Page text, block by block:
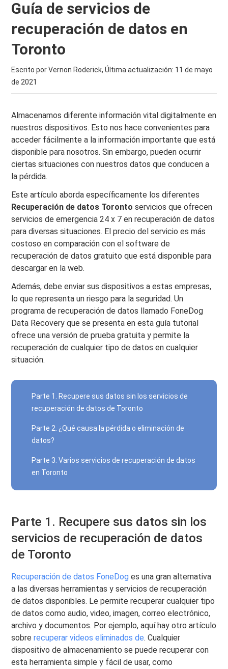
Guía de servicios de
recuperación de datos en
Toronto
Escrito por Vernon Roderick, Última actualización: 11 de mayo
de 2021
Almacenamos diferente información vital digitalmente en
nuestros dispositivos. Esto nos hace convenientes para
acceder fácilmente a la información importante que está
disponible para nosotros. Sin embargo, pueden ocurrir
ciertas situaciones con nuestros datos que conducen a
la pérdida.
Este artículo aborda específicamente los diferentes
Recuperación de datos Toronto servicios que ofrecen
servicios de emergencia 24 x 7 en recuperación de datos
para diversas situaciones. El precio del servicio es más
costoso en comparación con el software de
recuperación de datos gratuito que está disponible para
descargar en la web.
Además, debe enviar sus dispositivos a estas empresas,
lo que representa un riesgo para la seguridad. Un
programa de recuperación de datos llamado FoneDog
Data Recovery que se presenta en esta guía tutorial
ofrece una versión de prueba gratuita y permite la
recuperación de cualquier tipo de datos en cualquier
situación.
Parte 1. Recupere sus datos sin los servicios de
recuperación de datos de Toronto
Parte 2. ¿Qué causa la pérdida o eliminación de
datos?
Parte 3. Varios servicios de recuperación de datos
en Toronto
Parte 1. Recupere sus datos sin los
servicios de recuperación de datos
de Toronto
Recuperación de datos FoneDog es una gran alternativa
a las diversas herramientas y servicios de recuperación
de datos disponibles. Le permite recuperar cualquier tipo
de datos como audio, video, imagen, correo electrónico,
archivo y documentos. Por ejemplo, aquí hay otro artículo
sobrerecuperar videos eliminados de. Cualquier
dispositivo de almacenamiento se puede recuperar con
esta herramienta simple y fácil de usar, como